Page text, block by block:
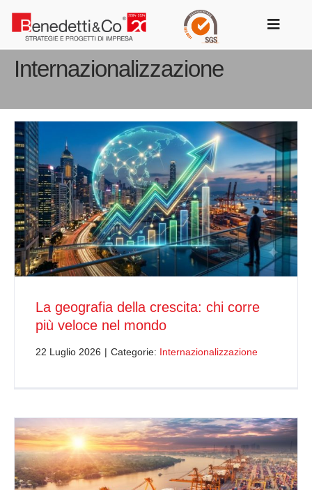
contenuto
Toggle
Internazionalizzazione
La geografia della crescita: chi corre
più veloce nel mondo
22 Luglio 2026 | Categorie: Internazionalizzazione